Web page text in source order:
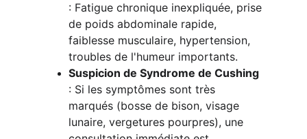
: Fatigue chronique inexpliquée, prise
de poids abdominale rapide,
faiblesse musculaire, hypertension,
troubles de l'humeur importants.
Suspicion de Syndrome de Cushing
: Si les symptômes sont très
marqués (bosse de bison, visage
lunaire, vergetures pourpres), une